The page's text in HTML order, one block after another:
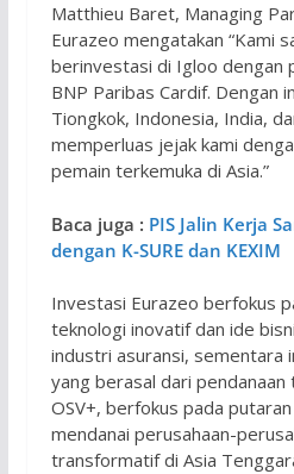
Matthieu Baret, Managing
Eurazeo mengatakan “Kami
berinvestasi di Igloo dengan
BNP Paribas Cardif. Dengan
Tiongkok, Indonesia, India,
memperluas jejak kami
pemain terkemuka di Asia.”
Baca juga : PIS Jalin Kerja
dengan K-SURE dan KEXIM
Investasi Eurazeo berfokus
teknologi inovatif dan ide
industri asuransi, sementara
yang berasal dari pendanaan
OSV+, berfokus pada
mendanai perusahaan-
transformatif di Asia